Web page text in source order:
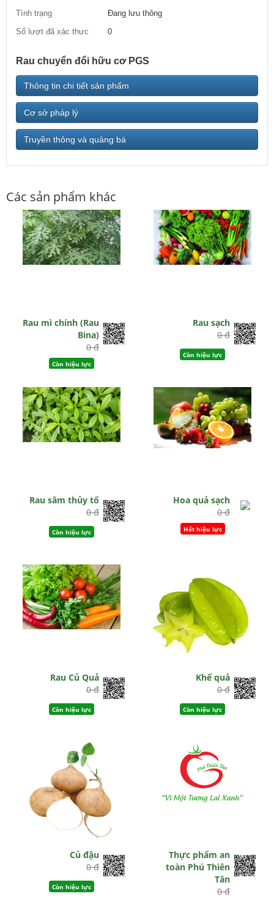
Tình trạng
Đang lưu thông
Số lượt đã xác thực
0
Rau chuyển đổi hữu cơ PGS
Thông tin chi tiết sản phẩm
Cơ sở pháp lý
Truyền thông và quảng bá
Các sản phẩm khác
Rau mì chính (Rau
Bina)
0 đ
Còn hiệu lực
Rau sạch
0 đ
Còn hiệu lực
Rau sâm thủy tổ
0 đ
Còn hiệu lực
Hoa quả sạch
0 đ
Hết hiệu lực
Rau Củ Quả
0 đ
Còn hiệu lực
Khế quả
0 đ
Còn hiệu lực
Củ đậu
0 đ
Còn hiệu lực
Thực phẩm an
toàn Phú Thiên
Tân
0 đ